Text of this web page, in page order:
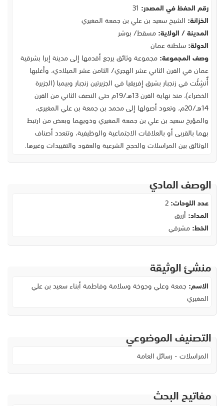
رقم الحفظ في المصدر: 31
الخزانة: الشيخ سعيد بن علي بن جمعة المغيري
المدينة / الولاية:مسقط/ بوشر
الدولة:سلطنة عمان
وصف المجموعة:
مجموعة وثائق يرجع أقدمها إلى مدينة إبرا بشرقية
عمان في القرن الثاني عشر الهجري/ الثامن عشر الميلادي، وأغلبها
أٌنشِئَت في زنجبار بشرق إفريقيا في الجزيرتين زنجبار وبيمبا (الجزيرة
الخضراء)، منذ نهاية القرن 13هـ/19م حتى النصف الثاني من القرن
14هـ/20م، وتعود أصولها إلى محمد بن جمعة بن علي المغيري،
والمؤرخ سعيد بن علي بن جمعة المغيري وذويهما وبعض من ارتبط
بهما بالقربى أو بالعلاقات الاجتماعية والوظيفية، وتتعدد أصناف
الوثائق بين المراسلات والحجج الشرعية والعقود والتقييدات وغيرها.
الوصف المادي
عدد اللوحات:2
المداد: أزرق
الخط:مشرقي
منشئ الوثيقة
الاسم: جمعة وعلي وجوخة وسلامة وفاطمة أبناء سعيد بن علي
المغيري
التصنيف الموضوعي
المراسلات - رسائل العامة
مفاتيح البحث